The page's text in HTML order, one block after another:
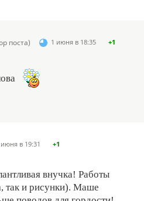
поста) 1 июня в 18:35 +1
июня в 19:31 +1
внучка! Работы
так и рисунки). Маше